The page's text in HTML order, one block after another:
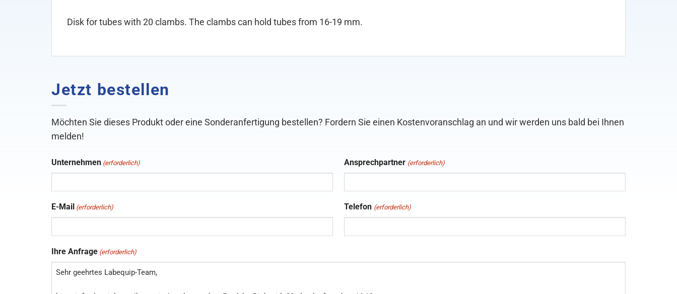
Disk for tubes with 20 clambs. The clambs can hold tubes from 16-19 mm.
Jetzt bestellen
Möchten Sie dieses Produkt oder eine Sonderanfertigung bestellen? Fordern Sie einen Kostenvoranschlag an und wir werden uns bald bei Ihnen
melden!
Unternehmen (erforderlich) Ansprechpartner (erforderlich)
E-Mail (erforderlich) Telefon (erforderlich)
Ihre Anfrage (erforderlich)